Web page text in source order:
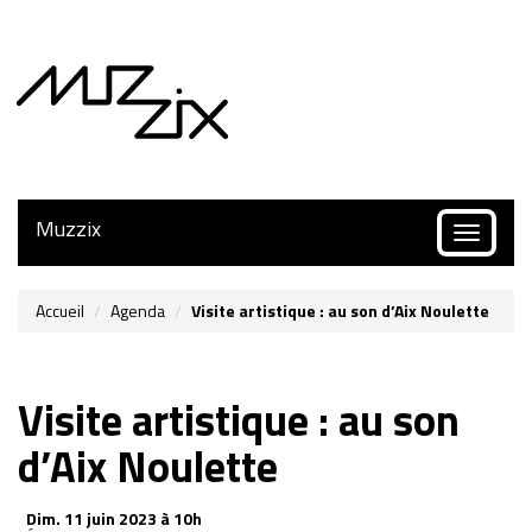
Toggle
Muzzix
Accueil Agenda Visite artistique : au son d’Aix Noulette
Visite artistique : au son
d’Aix Noulette
Dim. 11 juin 2023 à 10h